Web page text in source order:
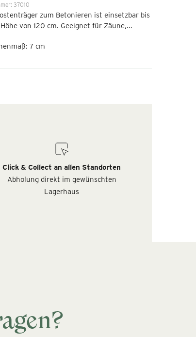
37010
zum Betonieren ist einsetzbar bis
von 120 cm. Geeignet für Zäune,...
7 cm
Click & Collect an allen Standorten
Abholung direkt im gewünschten
Lagerhaus